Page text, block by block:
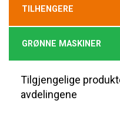
TILHENGERE
GRØNNE MASKINER
Tilgjengelige
avdelingene